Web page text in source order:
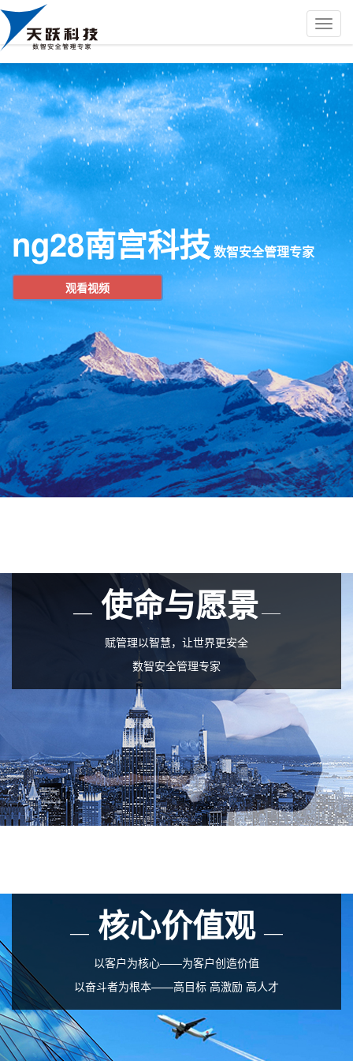
ng28南宫科技数智安全管理专家
观看视频
——使命与愿景 ——
赋管理以智慧，让世界更安全
数智安全管理专家
—— 核心价值观——
以客户为核心——为客户创造价值
以奋斗者为根本——高目标 高激励 高人才